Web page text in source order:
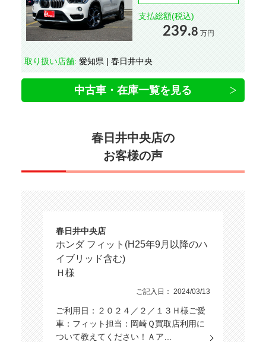
支払総額(税込)
239.8 万円
取り扱い店舗: 愛知県 | 春日井中央
中古車・在庫一覧を見る
春日井中央店の
お客様の声
春日井中央店
ホンダ フィット(H25年9月以降のハ
イブリッド含む)
Ｈ様
ご記入日： 2024/03/13
ご利用日：２０２４／２／１３Ｈ様ご愛
車：フィット担当：岡崎Ｑ買取店利用に
ついて教えてください！Ａア…